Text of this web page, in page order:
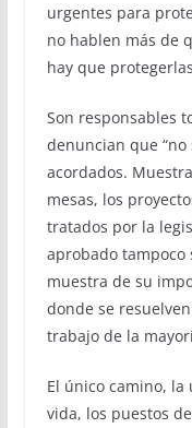
urgentes para
no hablen más de
hay que
Son responsables
denuncian que “no
acordados.
mesas, los
tratados por la
aprobado tampoco
muestra de su
donde se
trabajo de la
El único camino,
vida, los puestos